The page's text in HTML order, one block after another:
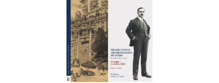
via
di
Villa
Adele,
13
–
Anzio.
Inaugurazione
della